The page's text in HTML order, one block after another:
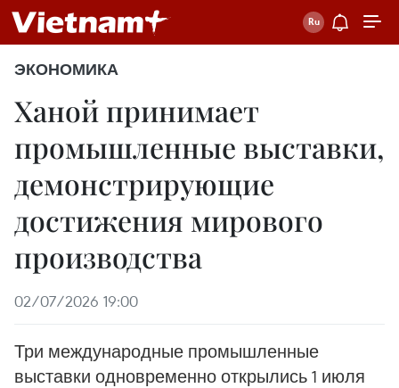
ЭКОНОМИКА
Ханой принимает
промышленные выставки,
демонстрирующие
достижения мирового
производства
02/07/2026 19:00
Три международные промышленные
выставки одновременно открылись 1 июля